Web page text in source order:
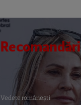
Recomandări
Vedete româneşti